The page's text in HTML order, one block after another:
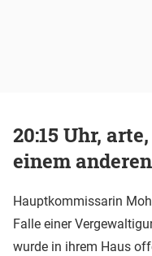
20:15 Uhr,
einem
Hauptkommissarin
Falle einer
wurde in ihrem Haus